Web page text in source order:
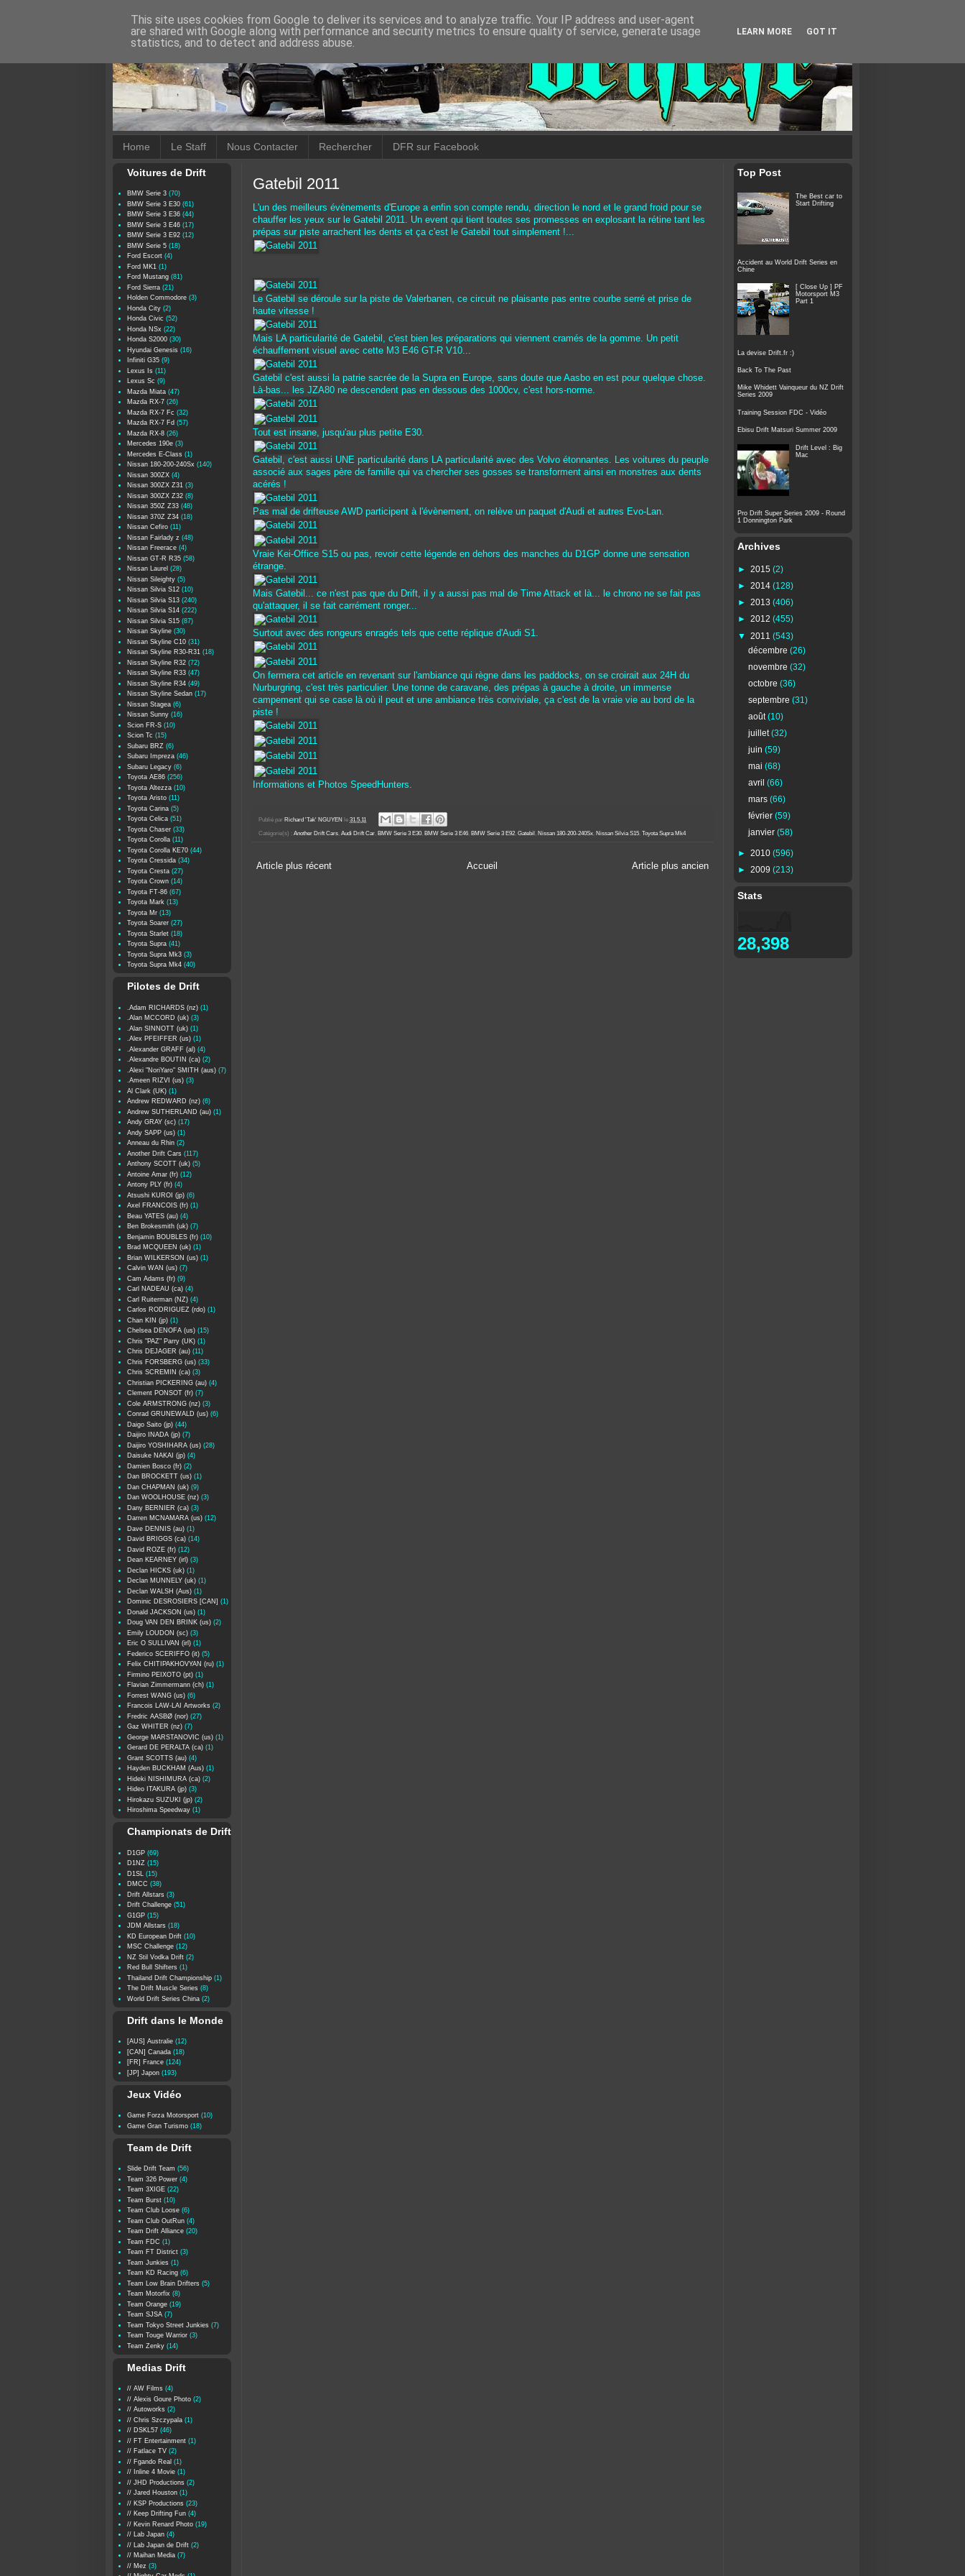
Home Le Staff Nous Contacter Rechercher DFR sur Facebook
Gatebil 2011
L'un des meilleurs évènements d'Europe a enfin son compte rendu, direction le nord et le grand froid pour se
chauffer les yeux sur le Gatebil 2011. Un event qui tient toutes ses promesses en explosant la rétine tant les
prépas sur piste arrachent les dents et ça c'est le Gatebil tout simplement !...
Le Gatebil se déroule sur la piste de Valerbanen, ce circuit ne plaisante pas entre courbe serré et prise de
haute vitesse !
Mais LA particularité de Gatebil, c'est bien les préparations qui viennent cramés de la gomme. Un petit
échauffement visuel avec cette M3 E46 GT-R V10...
Gatebil c'est aussi la patrie sacrée de la Supra en Europe, sans doute que Aasbo en est pour quelque chose.
Là-bas... les JZA80 ne descendent pas en dessous des 1000cv, c'est hors-norme.
Tout est insane, jusqu'au plus petite E30.
Gatebil, c'est aussi UNE particularité dans LA particularité avec des Volvo étonnantes. Les voitures du peuple
associé aux sages père de famille qui va chercher ses gosses se transforment ainsi en monstres aux dents
acérés !
Pas mal de drifteuse AWD participent à l'évènement, on relève un paquet d'Audi et autres Evo-Lan.
Vraie Kei-Office S15 ou pas, revoir cette légende en dehors des manches du D1GP donne une sensation
étrange.
Mais Gatebil... ce n'est pas que du Drift, il y a aussi pas mal de Time Attack et là... le chrono ne se fait pas
qu'attaquer, il se fait carrément ronger...
Surtout avec des rongeurs enragés tels que cette réplique d'Audi S1.
On fermera cet article en revenant sur l'ambiance qui règne dans les paddocks, on se croirait aux 24H du
Nurburgring, c'est très particulier. Une tonne de caravane, des prépas à gauche à droite, un immense
campement qui se case là où il peut et une ambiance très conviviale, ça c'est de la vraie vie au bord de la
piste !
Informations et Photos SpeedHunters.
Publié par Richard 'Tak' NGUYEN le 31.5.11
Catégorie(s) : Another Drift Cars, Audi Drift Car, BMW Serie 3 E30, BMW Serie 3 E46, BMW Serie 3 E92, Gatebil , Nissan 180-200-240Sx, Nissan Silvia S15, Toyota Supra Mk4
Article plus récent Article plus ancien
Accueil
Voitures de Drift
BMW Serie 3 (70)
BMW Serie 3 E30 (61)
BMW Serie 3 E36 (44)
BMW Serie 3 E46 (17)
BMW Serie 3 E92 (12)
BMW Serie 5 (18)
Ford Escort (4)
Ford MK1 (1)
Ford Mustang (81)
Ford Sierra (21)
Holden Commodore (3)
Honda City (2)
Honda Civic (52)
Honda NSx (22)
Honda S2000 (30)
Hyundai Genesis (16)
Infiniti G35 (9)
Lexus Is (11)
Lexus Sc (9)
Mazda Miata (47)
Mazda RX-7 (26)
Mazda RX-7 Fc (32)
Mazda RX-7 Fd (57)
Mazda RX-8 (26)
Mercedes 190e (3)
Mercedes E-Class (1)
Nissan 180-200-240Sx (140)
Nissan 300ZX (4)
Nissan 300ZX Z31 (3)
Nissan 300ZX Z32 (8)
Nissan 350Z Z33 (48)
Nissan 370Z Z34 (18)
Nissan Cefiro (11)
Nissan Fairlady z (48)
Nissan Freerace (4)
Nissan GT-R R35 (58)
Nissan Laurel (28)
Nissan Sileighty (5)
Nissan Silvia S12 (10)
Nissan Silvia S13 (240)
Nissan Silvia S14 (222)
Nissan Silvia S15 (87)
Nissan Skyline (30)
Nissan Skyline C10 (31)
Nissan Skyline R30-R31 (18)
Nissan Skyline R32 (72)
Nissan Skyline R33 (47)
Nissan Skyline R34 (49)
Nissan Skyline Sedan (17)
Nissan Stagea (6)
Nissan Sunny (16)
Scion FR-S (10)
Scion Tc (15)
Subaru BRZ (6)
Subaru Impreza (46)
Subaru Legacy (6)
Toyota AE86 (256)
Toyota Altezza (10)
Toyota Aristo (11)
Toyota Carina (5)
Toyota Celica (51)
Toyota Chaser (33)
Toyota Corolla (11)
Toyota Corolla KE70 (44)
Toyota Cressida (34)
Toyota Cresta (27)
Toyota Crown (14)
Toyota FT-86 (67)
Toyota Mark (13)
Toyota Mr (13)
Toyota Soarer (27)
Toyota Starlet (18)
Toyota Supra (41)
Toyota Supra Mk3 (3)
Toyota Supra Mk4 (40)
Pilotes de Drift
.Adam RICHARDS (nz) (1)
.Alan MCCORD (uk) (3)
.Alan SINNOTT (uk) (1)
.Alex PFEIFFER (us) (1)
.Alexander GRAFF (al) (4)
.Alexandre BOUTIN (ca) (2)
.Alexi "NoriYaro" SMITH (aus) (7)
.Ameen RIZVI (us) (3)
Al Clark (UK) (1)
Andrew REDWARD (nz) (6)
Andrew SUTHERLAND (au) (1)
Andy GRAY (sc) (17)
Andy SAPP (us) (1)
Anneau du Rhin (2)
Another Drift Cars (117)
Anthony SCOTT (uk) (5)
Antoine Amar (fr) (12)
Antony PLY (fr) (4)
Atsushi KUROI (jp) (6)
Axel FRANCOIS (fr) (1)
Beau YATES (au) (4)
Ben Brokesmith (uk) (7)
Benjamin BOUBLES (fr) (10)
Brad MCQUEEN (uk) (1)
Brian WILKERSON (us) (1)
Calvin WAN (us) (7)
Cam Adams (fr) (9)
Carl NADEAU (ca) (4)
Carl Ruiterman (NZ) (4)
Carlos RODRIGUEZ (rdo) (1)
Chan KIN (jp) (1)
Chelsea DENOFA (us) (15)
Chris "PAZ" Parry (UK) (1)
Chris DEJAGER (au) (11)
Chris FORSBERG (us) (33)
Chris SCREMIN (ca) (3)
Christian PICKERING (au) (4)
Clement PONSOT (fr) (7)
Cole ARMSTRONG (nz) (3)
Conrad GRUNEWALD (us) (6)
Daigo Saito (jp) (44)
Daijiro INADA (jp) (7)
Daijiro YOSHIHARA (us) (28)
Daisuke NAKAI (jp) (4)
Damien Bosco (fr) (2)
Dan BROCKETT (us) (1)
Dan CHAPMAN (uk) (9)
Dan WOOLHOUSE (nz) (3)
Dany BERNIER (ca) (3)
Darren MCNAMARA (us) (12)
Dave DENNIS (au) (1)
David BRIGGS (ca) (14)
David ROZE (fr) (12)
Dean KEARNEY (irl) (3)
Declan HICKS (uk) (1)
Declan MUNNELY (uk) (1)
Declan WALSH (Aus) (1)
Dominic DESROSIERS [CAN] (1)
Donald JACKSON (us) (1)
Doug VAN DEN BRINK (us) (2)
Emily LOUDON (sc) (3)
Eric O SULLIVAN (irl) (1)
Federico SCERIFFO (it) (5)
Felix CHITIPAKHOVYAN (ru) (1)
Firmino PEIXOTO (pt) (1)
Flavian Zimmermann (ch) (1)
Forrest WANG (us) (6)
Francois LAW-LAI Artworks (2)
Fredric AASBØ (nor) (27)
Gaz WHITER (nz) (7)
George MARSTANOVIC (us) (1)
Gerard DE PERALTA (ca) (1)
Grant SCOTTS (au) (4)
Hayden BUCKHAM (Aus) (1)
Hideki NISHIMURA (ca) (2)
Hideo ITAKURA (jp) (3)
Hirokazu SUZUKI (jp) (2)
Hiroshima Speedway (1)
Championats de Drift
D1GP (69)
D1NZ (15)
D1SL
(15)
DMCC (38)
Drift Allstars (3)
Drift Challenge (51)
G1GP (15)
JDM Allstars (18)
KD European Drift (10)
MSC Challenge (12)
NZ Stil Vodka Drift (2)
Red Bull Shifters (1)
Thailand Drift Championship (1)
The Drift Muscle Series (8)
World Drift Series China (2)
Drift dans le Monde
[AUS] Australie (12)
[CAN] Canada (18)
[FR] France (124)
[JP] Japon (193)
Jeux Vidéo
Game Forza Motorsport (10)
Game Gran Turismo (18)
Team de Drift
Slide Drift Team (56)
Team 326 Power (4)
Team 3XIGE (22)
Team Burst (10)
Team Club Loose (6)
Team Club OutRun (4)
Team Drift Alliance (20)
Team FDC (1)
Team FT District (3)
Team Junkies (1)
Team KD Racing (6)
Team Low Brain Drifters (5)
Team Motorfix (8)
Team Orange (19)
Team SJSA (7)
Team Tokyo Street Junkies (7)
Team Touge Warrior (3)
Team Zenky (14)
Medias Drift
// AW Films (4)
// Alexis Goure Photo (2)
// Autoworks (2)
// Chris Szczypala (1)
// DSKL57 (46)
// FT Entertainment (1)
// Fatlace TV (2)
// Fgando Real (1)
// Inline 4 Movie (1)
// JHD Productions (2)
// Jared Houston (1)
// KSP Productions (23)
// Keep Drifting Fun (4)
// Kevin Renard Photo (19)
// Lab Japan (4)
// Lab Japan de Drift (2)
// Maihan Media (7)
// Mez (3)
Top Post
The Best car to
Start Drifting
Accident au World Drift Series en
Chine
[ Close Up ] PF
Motorsport M3
Part 1
La devise Drift.fr :)
Back To The Past
Mike Whidett Vainqueur du NZ Drift
Series 2009
Training Session FDC - Vidéo
Ebisu Drift Matsuri Summer 2009
Drift Level : Big
Mac
Pro Drift Super Series 2009 - Round
1 Donnington Park
Archives
► 2015 (2)
► 2014 (128)
► 2013 (406)
► 2012 (455)
▼ 2011 (543)
décembre (26)
novembre (32)
octobre (36)
septembre (31)
août (10)
juillet (32)
juin (59)
mai (68)
avril (66)
mars (66)
février (59)
janvier (58)
► 2010 (596)
► 2009 (213)
Stats
28,398
This site uses cookies from Google to deliver its services and to analyze traffic. Your IP address and user-agent
are shared with Google along with performance and security metrics to ensure quality of service, generate usage
statistics, and to detect and address abuse.
LEARN MORE GOT IT